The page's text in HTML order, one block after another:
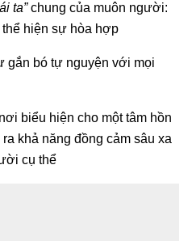
ta”chung của muôn người:
hiện sự hòa hợp
gắn bó tự nguyện với mọi
biểu hiện cho một tâm hồn
khả năng đồng cảm sâu xa
cụ thể